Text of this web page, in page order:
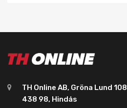
TH Online AB, Gröna Lund 108
438 98, Hindås